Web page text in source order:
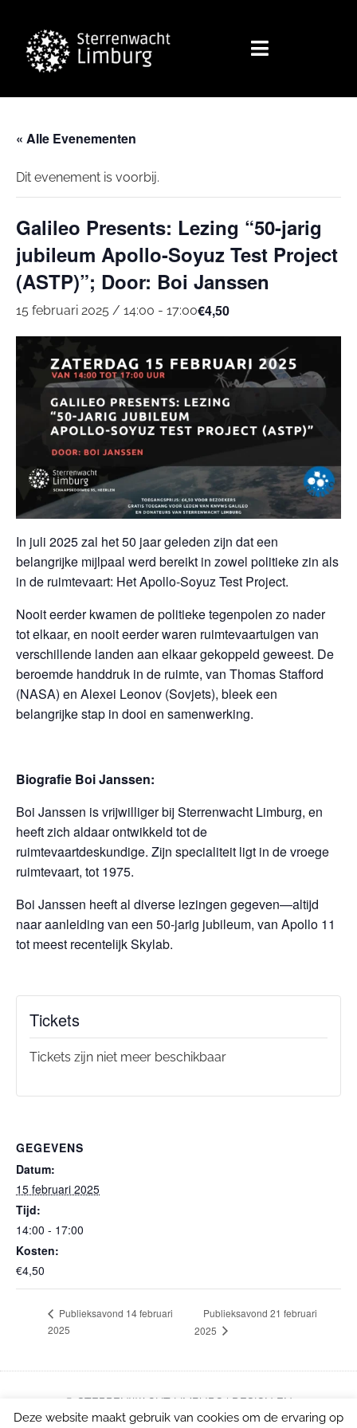
« Alle Evenementen
Dit evenement is voorbij.
Galileo Presents: Lezing “50-jarig
jubileum Apollo-Soyuz Test Project
(ASTP)”; Door: Boi Janssen
15 februari 2025 / 14:00 - 17:00€4,50
In juli 2025 zal het 50 jaar geleden zijn dat een
belangrijke mijlpaal werd bereikt in zowel politieke zin als
in de ruimtevaart: Het Apollo-Soyuz Test Project.
Nooit eerder kwamen de politieke tegenpolen zo nader
tot elkaar, en nooit eerder waren ruimtevaartuigen van
verschillende landen aan elkaar gekoppeld geweest. De
beroemde handdruk in de ruimte, van Thomas Stafford
(NASA) en Alexei Leonov (Sovjets), bleek een
belangrijke stap in dooi en samenwerking.
Biografie Boi Janssen:
Boi Janssen is vrijwilliger bij Sterrenwacht Limburg, en
heeft zich aldaar ontwikkeld tot de
ruimtevaartdeskundige. Zijn specialiteit ligt in de vroege
ruimtevaart, tot 1975.
Boi Janssen heeft al diverse lezingen gegeven—altijd
naar aanleiding van een 50-jarig jubileum, van Apollo 11
tot meest recentelijk Skylab.
GEGEVENS
Datum:
15 februari 2025
Tijd:
14:00 - 17:00
Kosten:
€4,50
Tickets
Tickets zijn niet meer beschikbaar
Publieksavond 14 februari
2025
Publieksavond 21 februari
2025
© STERRENWACHT LIMBURG | DESIGN EN
ONTWIKKELING: E-VOLVE.NL
Deze website maakt gebruik van cookies om de ervaring op